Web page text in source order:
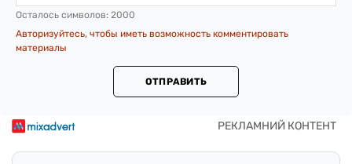
Осталось символов: 2000
Авторизуйтесь, чтобы иметь возможность комментировать
материалы
ОТПРАВИТЬ